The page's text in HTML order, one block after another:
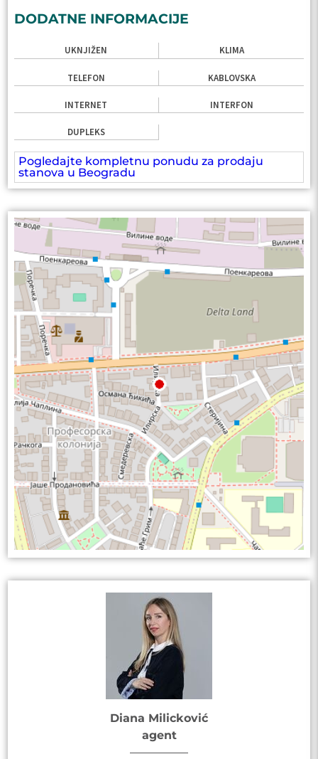
DODATNE INFORMACIJE
UKNJIŽEN KLIMA
TELEFON KABLOVSKA
INTERNET INTERFON
DUPLEKS
Pogledajte kompletnu ponudu za prodaju
stanova u Beogradu
Diana Milicković
agent